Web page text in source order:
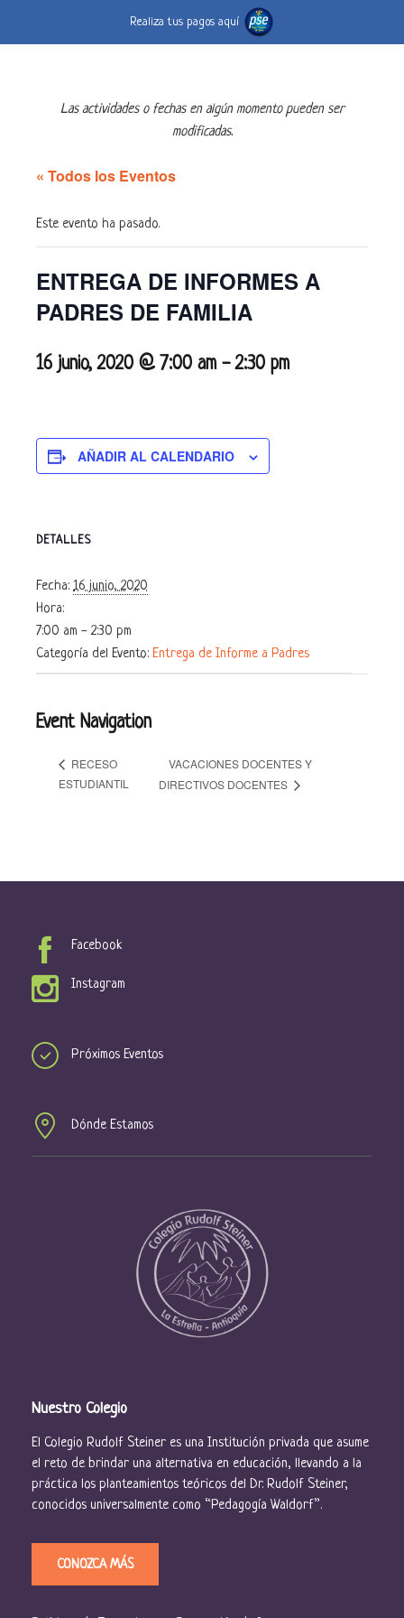
Realiza tus pagos aquí
Las actividades o fechas en algún momento pueden ser
modificadas.
« Todos los Eventos
Este evento ha pasado.
ENTREGA DE INFORMES A
PADRES DE FAMILIA
16 junio, 2020 @ 7:00 am -2:30 pm
AÑADIR AL CALENDARIO
DETALLES
Fecha: 16 junio, 2020
Hora:
7:00 am - 2:30 pm
Categoría del Evento: Entrega de Informe a Padres
Event Navigation
RECESO
ESTUDIANTIL
VACACIONES DOCENTES Y
DIRECTIVOS DOCENTES
Facebook
Instagram
Próximos Eventos
Dónde Estamos
Nuestro Colegio
El Colegio Rudolf Steiner es una Institución privada que asume
el reto de brindar una alternativa en educación, llevando a la
práctica los planteamientos teóricos del Dr. Rudolf Steiner,
conocidos universalmente como “Pedagogía Waldorf”.
CONOZCA MÁS